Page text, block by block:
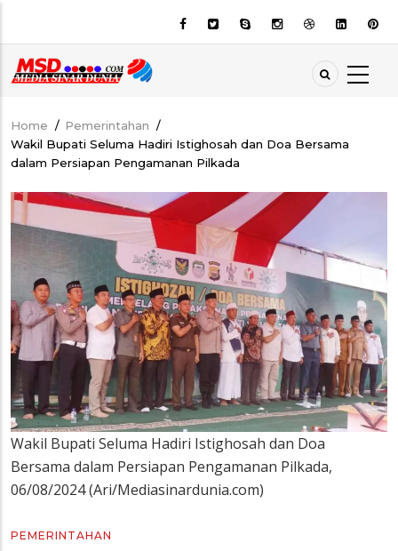
main
content
Breadcrumb
Home / Pemerintahan /
Wakil Bupati Seluma Hadiri Istighosah dan Doa Bersama
dalam Persiapan Pengamanan Pilkada
Wakil Bupati Seluma Hadiri Istighosah dan Doa
Bersama dalam Persiapan Pengamanan Pilkada,
06/08/2024 (Ari/Mediasinardunia.com)
PEMERINTAHAN